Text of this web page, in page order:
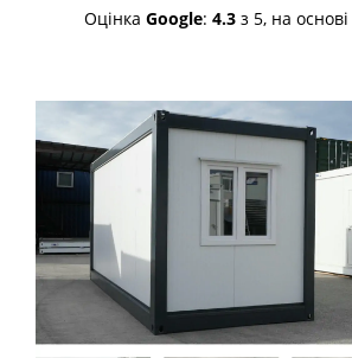
Оцінка Google: 4.3з 5, на основі